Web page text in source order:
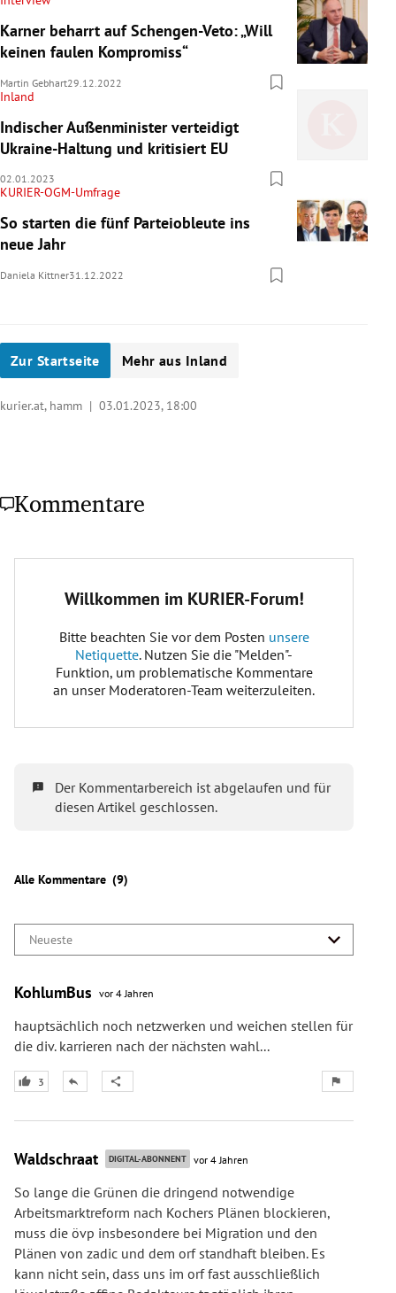
Karner beharrt auf Schengen-Veto: „Will
keinen faulen Kompromiss“
Martin Gebhart29.12.2022
Inland
Indischer Außenminister verteidigt
Ukraine-Haltung und kritisiert EU
02.01.2023
KURIER-OGM-Umfrage
So starten die fünf Parteiobleute ins
neue Jahr
Daniela Kittner31.12.2022
Zur Startseite Mehr aus Inland
kurier.at, hamm | 03.01.2023, 18:00
Kommentare